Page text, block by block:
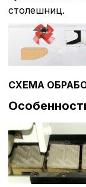
столешниц.
СХЕМА